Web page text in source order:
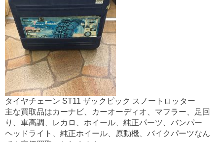
タイヤチェーン ST11 ザックピック スノートロッター
主な買取品はカーナビ、カーオーディオ、マフラー、足回
り、車高調、レカロ、ホイール、純正パーツ、バンパー
ヘッドライト、純正ホイール、原動機、バイクパーツなん